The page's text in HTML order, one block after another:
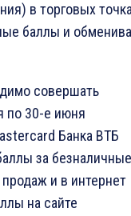
в торговых
баллы и
совершать
по 30-е июня
Банка ВТБ
за безналичные
и в интернет
на сайте